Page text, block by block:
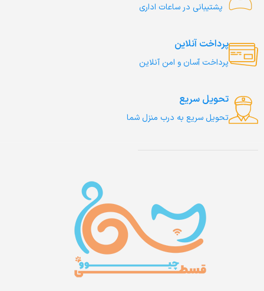
پشتیبانی در ساعات اداری
پرداخت آنلاین
پرداخت آسان و امن آنلاین
تحویل سریع
تحویل سریع به درب منزل شما